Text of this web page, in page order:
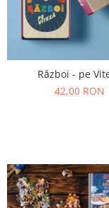
Război - pe
42,00 RON